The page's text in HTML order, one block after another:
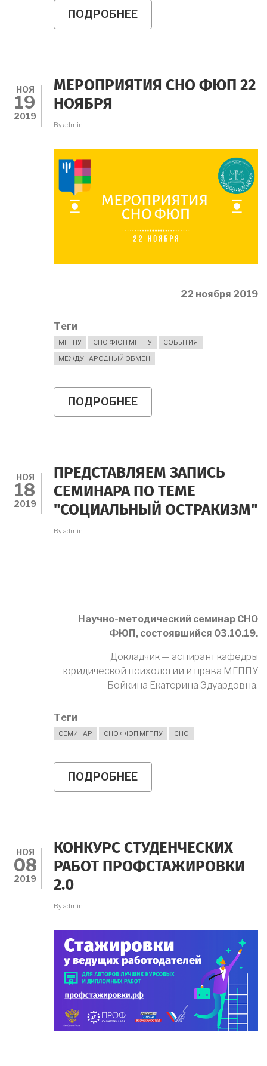
ПОДРОБНЕЕ
ЭЛЕКТРОННАЯ
НОЯ
19
2019
МЕРОПРИЯТИЯ СНО ФЮП 22
НОЯБРЯ
Byadmin
22 ноября 2019
Теги
МГППУ СНО ФЮП МГППУ
СОБЫТИЯ
МЕЖДУНАРОДНЫЙ ОБМЕН
ПОДРОБНЕЕ
МЕРОПРИЯТИЯ
НОЯ
18
2019
ПРЕДСТАВЛЯЕМ ЗАПИСЬ
СЕМИНАРА ПО ТЕМЕ
"СОЦИАЛЬНЫЙ ОСТРАКИЗМ"
Byadmin
Научно-методический семинар СНО
ФЮП, состоявшийся 03.10.19.
Докладчик — аспирант кафедры
юридической психологии и права МГППУ
Бойкина Екатерина Эдуардовна.
Теги
СЕМИНАР СНО ФЮП МГППУ СНО
ПОДРОБНЕЕ
ПРЕДСТАВЛЯЕМ
"СОЦИАЛЬНЫЙ
ОСТРАКИЗМ"
НОЯ
08
2019
КОНКУРС СТУДЕНЧЕСКИХ
РАБОТ ПРОФСТАЖИРОВКИ
2.0
Byadmin